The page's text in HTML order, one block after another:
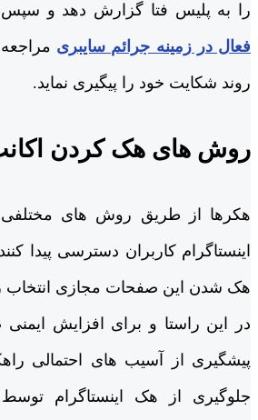
را به پلیس فتا گزارش دهد و
فعال در زمینه جرائم سایبری مراجعه
روند شکایت خود را پیگیری نماید.
روش های هک کردن اکانت
هکرها از طریق روش های مختلفی
اینستاگرام کاربران دسترسی پیدا
هک شدن این صفحات مجازی انتخاب
در این راستا و برای افزایش
پیشگیری از آسیب های احتمالی
جلوگیری از هک اینستاگرام